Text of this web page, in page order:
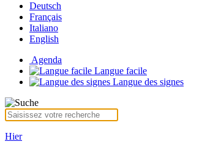
Deutsch
Français
Italiano
English
Agenda
Langue facile
Langue des signes
Hier